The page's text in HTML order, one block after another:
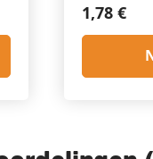
1,78 €